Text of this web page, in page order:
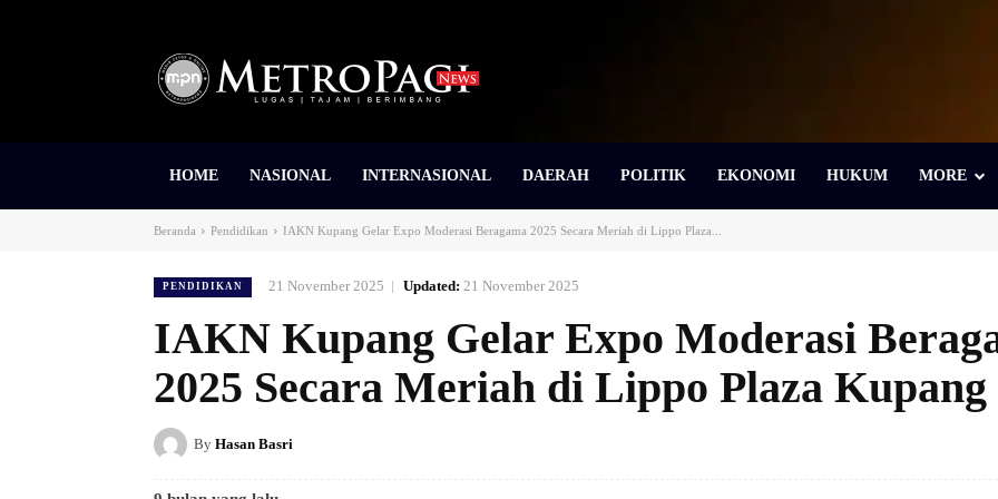
HOME NASIONAL INTERNASIONAL DAERAH POLITIK EKONOMI HUKUM MORE
Beranda Pendidikan IAKN Kupang Gelar Expo Moderasi Beragama 2025 Secara Meriah di Lippo Plaza...
PENDIDIKAN 21 November 2025 Updated: 21 November 2025
IAKN Kupang Gelar Expo Moderasi
2025 Secara Meriah di Lippo Plaza Kupang
By Hasan Basri